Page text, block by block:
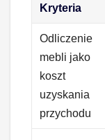
Kryteria
Odliczenie
mebli jako
koszt
uzyskania
przychodu